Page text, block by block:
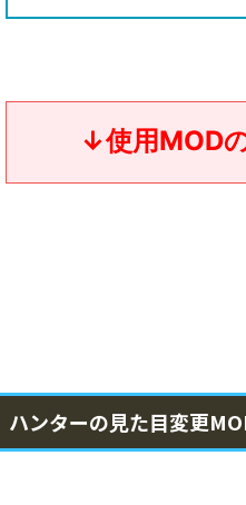
↓使用MOD
ハンターの見た目変更